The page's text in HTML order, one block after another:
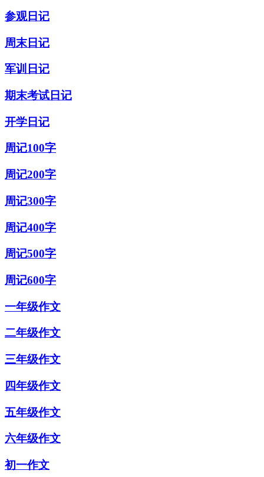
参观日记
周末日记
军训日记
期末考试日记
开学日记
周记100字
周记200字
周记300字
周记400字
周记500字
周记600字
一年级作文
二年级作文
三年级作文
四年级作文
五年级作文
六年级作文
初一作文